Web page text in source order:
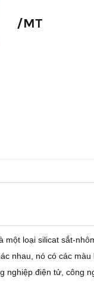
/MT
loại silicat sắt-
nhau, nó có các
điện tử, công